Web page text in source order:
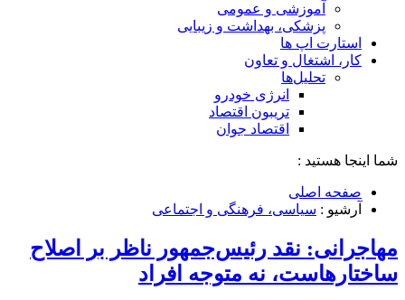
آموزشی و عمومی
پزشکی، بهداشت و زیبایی
استارت اپ ها
کار، اشتغال و تعاون
تحلیل‌ها
انرژی خودرو
تریبون اقتصاد
اقتصاد جوان
شما اینجا هستید :
صفحه اصلی
آرشیو : سیاسی، فرهنگی و اجتماعی
مهاجرانی: نقد رئیس‌جمهور ناظر بر اصلاح
ساختارهاست، نه متوجه افراد